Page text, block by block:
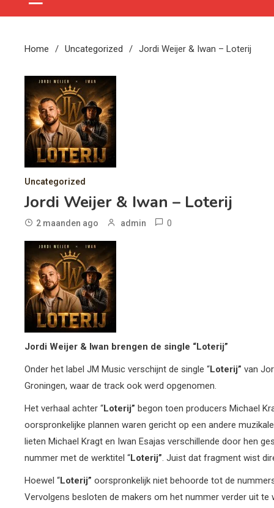
Home Uncategorized Jordi Weijer & Iwan – Loterij
Uncategorized
Jordi Weijer & Iwan – Loterij
2 maanden ago admin 0
Jordi Weijer & Iwan brengen de single “Loterij”
Onder het label JM Music verschijnt de single “Loterij” van
Groningen, waar de track ook werd opgenomen.
Het verhaal achter “Loterij” begon toen producers Michael
oorspronkelijke plannen waren gericht op een andere
lieten Michael Kragt en Iwan Esajas verschillende door hen
nummer met de werktitel “Loterij” . Juist dat fragment wist
Hoewel “Loterij” oorspronkelijk niet behoorde tot de
Vervolgens besloten de makers om het nummer verder uit